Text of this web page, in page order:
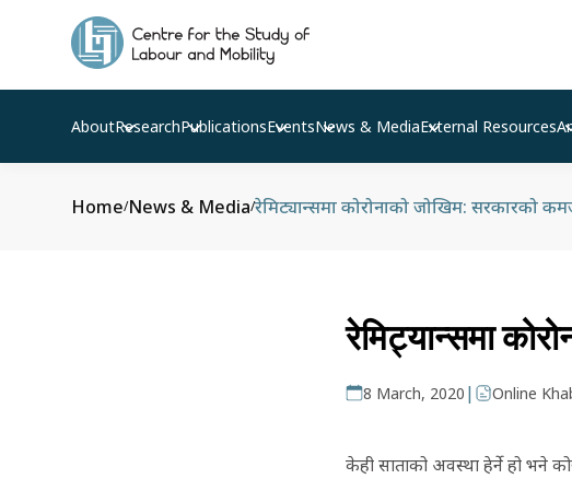
AboutResearchPublicationsEventsNews & MediaExternal Resources
Home/News & Media/रेमिट्यान्समा कोरोनाको जोखिम: सरकारको
रेमिट्यान्समा
8 March, 2020 | Online
केही साताको अवस्था हेर्ने हो भने